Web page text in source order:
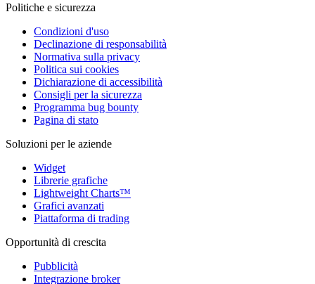
Politiche e sicurezza
Condizioni d'uso
Declinazione di responsabilità
Normativa sulla privacy
Politica sui cookies
Dichiarazione di accessibilità
Consigli per la sicurezza
Programma bug bounty
Pagina di stato
Soluzioni per le aziende
Widget
Librerie grafiche
Lightweight Charts™
Grafici avanzati
Piattaforma di trading
Opportunità di crescita
Pubblicità
Integrazione broker